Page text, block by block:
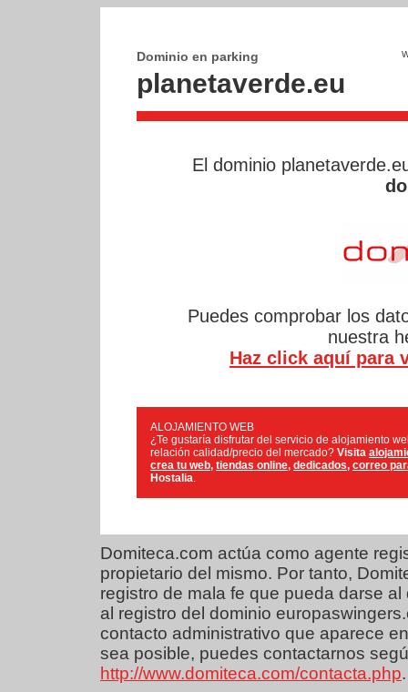
Dominio en parking
planetaverde.eu
El dominio
Puedes comprobar los
nuestra
Haz click aquí para
ALOJAMIENTO WEB
¿Te gustaría disfrutar del servicio de alojamiento
relación calidad/precio del mercado? Visita
crea tu web, tiendas online, dedicados, correo
Hostalia.
Domiteca.com actúa como agente
propietario del mismo. Por tanto,
registro de mala fe que pueda darse
al registro del dominio
contacto administrativo que aparece
sea posible, puedes contactarnos
http://www.domiteca.com/contacta.php.